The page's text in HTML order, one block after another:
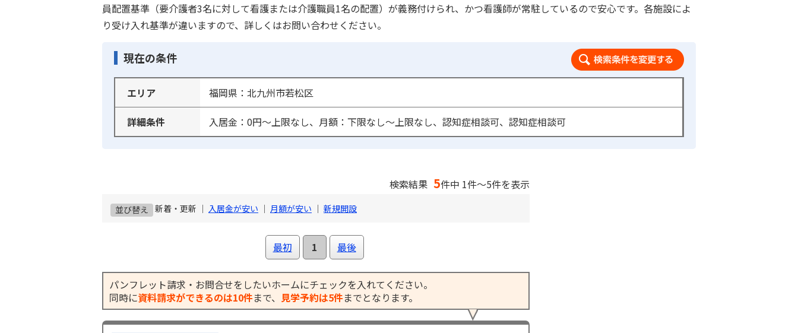
員配置基準（要介護者3名に対して看護または介護職員1名の配置）が義務付けられ、かつ看護師が常駐しているので安心です。各施設によ
り受け入れ基準が違いますので、詳しくはお問い合わせください。
現在の条件
エリア 福岡県：北九州市若松区
詳細条件 入居金：0円〜上限なし、月額：下限なし〜上限なし、認知症相談可、認知症相談可
検索結果 5件中 1件～5件を表示
並び替え 新着・更新 ｜ 入居金が安い ｜ 月額が安い ｜ 新規開設
最初 1 最後
パンフレット請求・お問合せをしたいホームにチェックを入れてください。
同時に資料請求ができるのは10件まで、 見学予約は5件までとなります。